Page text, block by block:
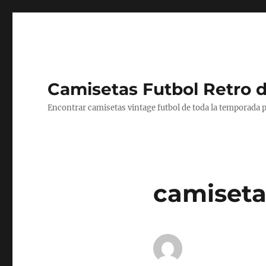
Camisetas Futbol Retro
Encontrar camisetas vintage futbol de toda la temporada